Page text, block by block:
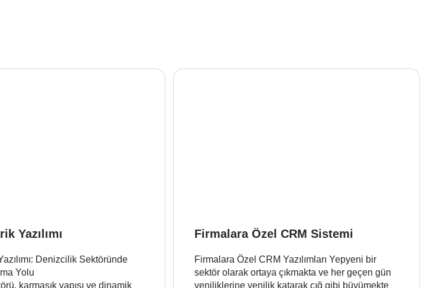
Yazılımı
Denizcilik Sektöründe
Yolu
karmaşık yapısı ve dinamik
Firmalara Özel CRM Sistemi
Firmalara Özel CRM Yazılımları Yepyeni bir
sektör olarak ortaya çıkmakta ve her geçen gün
yeniliklerine yenilik katarak çığ gibi büyümekte